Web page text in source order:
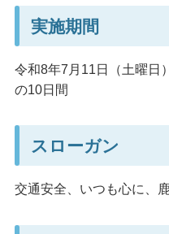
実施期間
令和8年7月11日（土曜日
の10日間
スローガン
交通安全、いつも心に、